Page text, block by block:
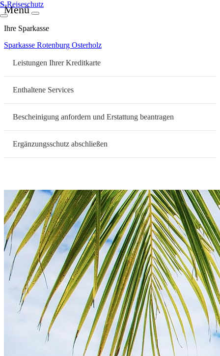
S-Reiseschutz
Menü
Ihre Sparkasse
Sparkasse Rotenburg Osterholz
Leistungen Ihrer Kreditkarte
Enthaltene Services
Bescheinigung anfordern und Erstattung beantragen
Ergänzungsschutz abschließen